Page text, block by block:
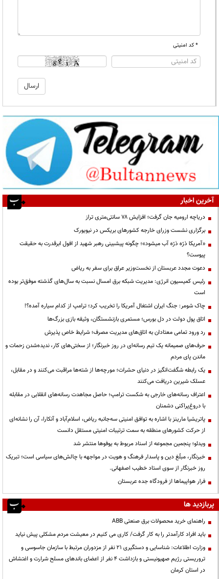
* کد امنیتی
آخرین اخبار
دریاچه ارومیه جان گرفت؛ افزایش ۷۸ سانتی‌متری تراز
برگزاری نشست وزرای خارجه کشورهای بریکس در نیویورک
«آمریکا ذرّه ذرّه آب میشود»؛ چگونه پیشبینی رهبر شهید از افول ابرقدرت به حقیقت
پیوست؟
دعوت مجدد عربستان از نخست‌وزیر عراق برای سفر به ریاض
رئیس کمیسیون انرژی: مدیریت شبکه برق امسال نسبت به سال‌های گذشته موفق‌تر بوده
است
چاک شومر: جنگ ایران اشتغال آمریکا را تخریب کرد؛ ترامپ از کدام سیاره آمده؟!
اتاق پول دولت در دل بورس؛ مستمری بازنشستگان، وثیقه بازی بزرگ‌ها
رد ورود تمامی معتادان به اتاق‌های مدیریت مصرف؛ شرایط خاص پذیرش
حرف‌های صمیمانه یک تیم رسانه‌ای در روز خبرنگار؛ از سختی‌های کار، ندیده‌شدن زحمات و
ماندن پای مردم
یک رابطه شگفت‌انگیز در دنیای حشرات؛ مورچه‌ها از شته‌ها مراقبت می‌کنند و در مقابل،
عسلک شیرین دریافت می‌کنند
اعتراف رسانه‌های خارجی به شکست ترامپ؛ حاصل مجاهدت رسانه‌های انقلابی در مقابله
با دروغ‌پراکنی دشمنان
پاتریشیا مارینز با اشاره به توافق امنیتی سه‌جانبه ریاض، اسلام‌آباد و آنکارا، آن را نشانه‌ای
از حرکت کشورهای منطقه به سمت ترتیبات امنیتی مستقل دانست
ویدئو؛ پنجمین مجموعه از اسناد مربوط به یوفوها منتشر شد
خبرنگار، مبلّغ دین و پاسدار فرهنگ و هویت در مواجهه با چالش‌های سیاسی است؛ تبریک
روز خبرنگار از سوی استاد خطیب اصفهانی.
فرار هواپیماها از فرودگاه جده عربستان
پربازدید ها
راهنمای خرید محصولات برق صنعتی ABB
باید افراد کارآمدتر را به کار گرفت/ کاری می کنیم در معیشت مردم مشکلی پیش نیاید
وزارت اطلاعات: شناسایی و دستگیری ۲۱ نفر از مزدوران مرتبط با سازمان جاسوسی و
تروریستی رژیم صهیونیستی و بازداشت ۴ نفر از اعضای باندهای مسلح شرارت و اغتشاش
در استان کرمان